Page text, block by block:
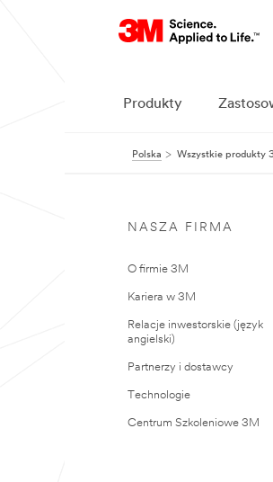
Produkty
Polska Wszystkie produkty
NASZA FIRMA
O firmie 3M
Kariera w 3M
Relacje inwestorskie (język
angielski)
Partnerzy i dostawcy
Technologie
Centrum Szkoleniowe 3M